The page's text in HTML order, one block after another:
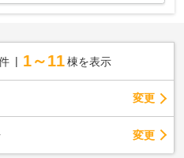
1～11 棟を表示
変更
変更